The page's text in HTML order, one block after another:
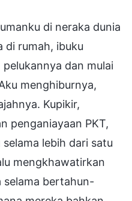
di neraka dunia
di rumah, ibuku
dan mulai
menghiburnya,
Kupikir,
penganiayaan PKT,
lebih dari satu
mengkhawatirkan
selama bertahun-